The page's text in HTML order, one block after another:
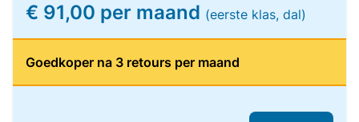
€ 91,00 per maand (eerste klas, dal)
Goedkoper na 3 retours per maand